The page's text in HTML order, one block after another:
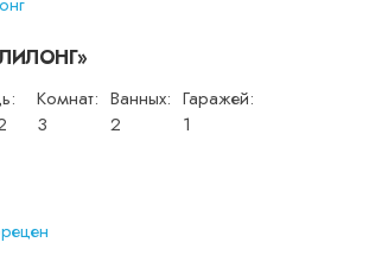
Комнат:
3
Ванных:
2
Гаражей:
1